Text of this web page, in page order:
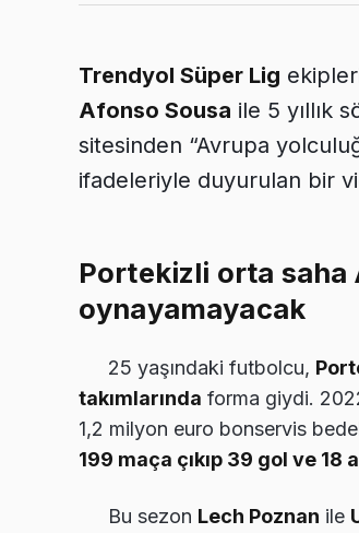
Trendyol Süper Lig
Afonso Sousa ile 5 yıllık
sitesinden “Avrupa
ifadeleriyle duyurulan bir
Portekizli orta saha
oynayamayacak
25 yaşındaki futbolcu,
takımlarında forma giydi.
1,2 milyon euro bonservis
199 maça çıkıp 39 gol ve 18
Bu sezon Lech Poznan ile